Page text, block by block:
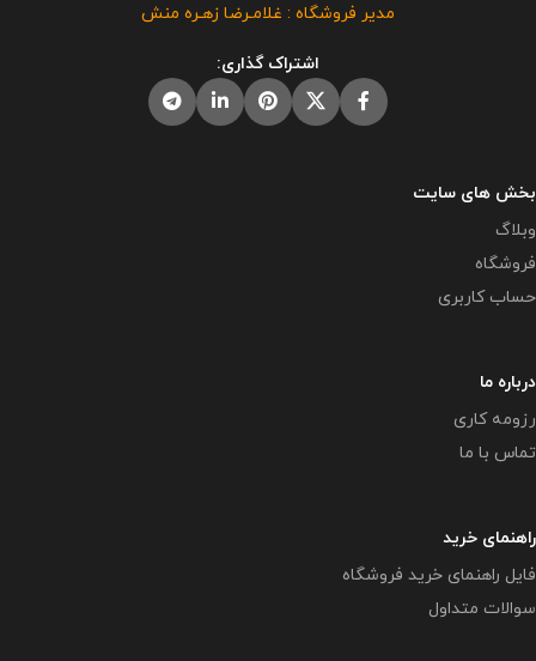
مدیر فروشگاه : غلامـرضا زهـره منش
اشتراک گذاری:
بخش های سایت
وبلاگ
فروشگاه
حساب کاربری
درباره ما
رزومه کاری
تماس با ما
راهنمای خرید
فایل راهنمای خرید فروشگاه
سوالات متداول